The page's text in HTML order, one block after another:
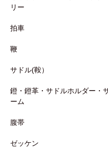
リー
拍車
鞭
サドル(鞍）
鐙・鐙革・サドルホルダー・
ーム
腹帯
ゼッケン